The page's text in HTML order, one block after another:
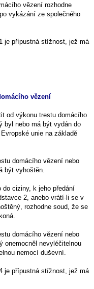
vězení rozhodne
vykázání ze společného
je přípustná stížnost, jež má
vězení
od výkonu trestu domácího
byl nebo má být vydán do
unie na základě
domácího vězení nebo
být vyhoštěn.
do ciziny, k jeho předání
2, anebo vrátí-li se v
rozhodne soud, že se
domácího vězení nebo
onemocněl nevyléčitelnou
nemocí duševní.
je přípustná stížnost, jež má